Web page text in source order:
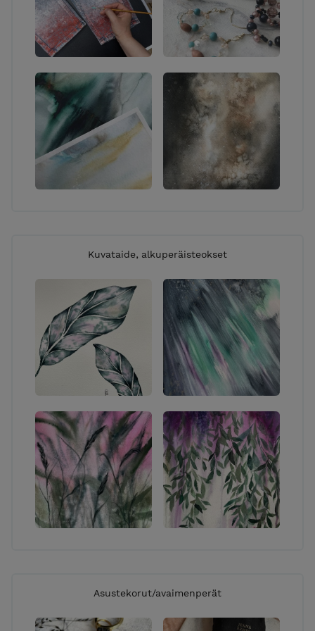
nyt-> OTA YHTEYTTÄ!
VERKKOKAUPAN TOIMITUKSET:
TOIMITUSMAKSU: 7,90 € lisätään loppusummaan
kassalla ELLEI tuotekuvauksessa mainita, että
toimitusmaksu sisältyy tuotteen hintaan. Käytän
toimituksessa pääasiassa noutopisteeltä
noudettavaa POSTI-pakettia, harvoissa tapauksissa
tuote voidaan toimittaa ”kirjepakettina”
postilaatikkoon. Jos haluat noutaa ostoksesi
maksutta, olethan yhteydessä minuun ennen
pikimmiten jopa samana päivänä tai viimeistään
kahden vuorokauden sisällä (ellei kyse ole erikseen
valmistettavasta tuotteesta). Jos sinulla on kiire
saada tilauksesi perille, kysythän toimituksen
arvioitua kestoa minulta sähköpostitse tai
puhelimitse.
SIJAINTI:
Työpisteeni sijaitsee Jyväskylässä Keljonkankaalla,
niin sovitaan hyvä ajankohta!
KIVIJALKAKAUPAT: Koska työni ovat pääasiassa
uniikkeja kappaleita, verkkokauppani voi ajoittain olla
hieman tyhjillään mutta tässäpä lista paikoista, joista
tällä hetkellä löydät lisää töitäni:
POPPER DESIGN, Jyväskylä
PALVELUNI:
TYÖPAJAT
Kuvataide, alkuperäisteokset
Asustekorut/avaimenperät